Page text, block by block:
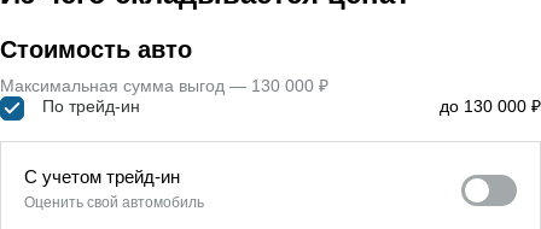
Стоимость авто
Максимальная сумма выгод — 130 000 ₽
По трейд-ин
до 130 000 ₽
С учетом трейд-ин
Оценить свой автомобиль